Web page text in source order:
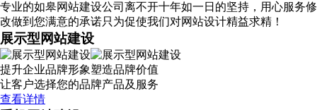
专业的如皋网站建设公司离不开十年如一日的坚持， 用心服务修
改做到您满意的承诺只为促使我们对网站设计精益求精！
展示型网站建设
提升企业品牌形象塑造品牌价值
让客户选择您的品牌产品及服务
查看详情